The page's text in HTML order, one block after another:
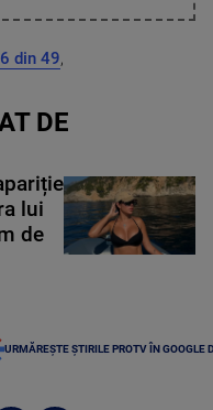
din 49,
DE
lui
de
URMĂREȘTE ȘTIRILE PROTV ÎN GOOGLE